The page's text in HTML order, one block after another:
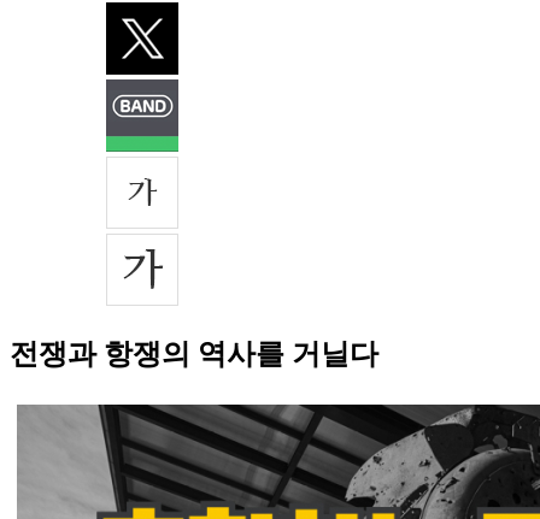
전쟁과 항쟁의 역사를 거닐다